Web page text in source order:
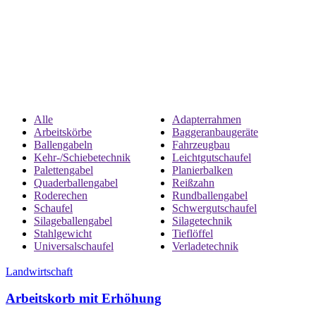
Alle
Adapterrahmen
Arbeitskörbe
Baggeranbaugeräte
Ballengabeln
Fahrzeugbau
Kehr-/Schiebetechnik
Leichtgutschaufel
Palettengabel
Planierbalken
Quaderballengabel
Reißzahn
Roderechen
Rundballengabel
Schaufel
Schwergutschaufel
Silageballengabel
Silagetechnik
Stahlgewicht
Tieflöffel
Universalschaufel
Verladetechnik
Landwirtschaft
Arbeitskorb mit Erhöhung